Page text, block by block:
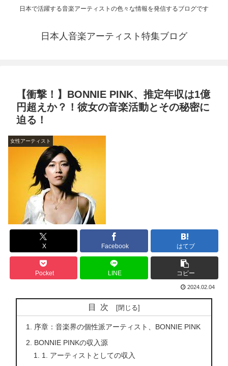
日本で活躍する音楽アーティストの色々な情報を発信するブログです
日本人音楽アーティスト特集ブログ
【衝撃！】BONNIE PINK、推定年収は1億
円超えか？！彼女の音楽活動とその秘密に
迫る！
女性アーティスト
X Facebook はてブ
Pocket LINE コピー
2024.02.04
目次
序章：音楽界の個性派アーティスト、BONNIE PINK
BONNIE PINKの収入源
1. アーティストとしての収入